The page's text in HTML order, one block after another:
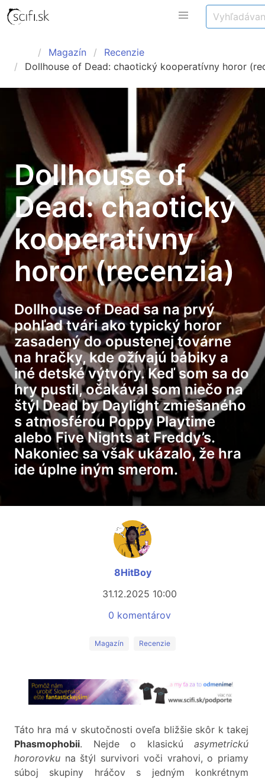
Magazín
Recenzie
Dollhouse of Dead: chaotický kooperatívny horor
Dollhouse of
Dead: chaotický
kooperatívny
horor (recenzia)
Dollhouse of Dead sa na prvý
pohľad tvári ako typický horor
zasadený do opustenej továrne
na hračky, kde ožívajú bábiky a
iné detské výtvory. Keď som sa do
hry pustil, očakával som niečo na
štýl Dead by Daylight zmiešaného
s atmosférou Poppy Playtime
alebo Five Nights at Freddy’s.
Nakoniec sa však ukázalo, že hra
ide úplne iným smerom.
8HitBoy
31.12.2025 10:00
0 komentárov
Magazín Recenzie
Táto hra má v skutočnosti oveľa bližšie skôr k takej
Phasmophobii. Nejde o klasickú asymetrickú
hororovku na štýl survivori voči vrahovi, o priamy
súboj skupiny hráčov s jedným konkrétnym